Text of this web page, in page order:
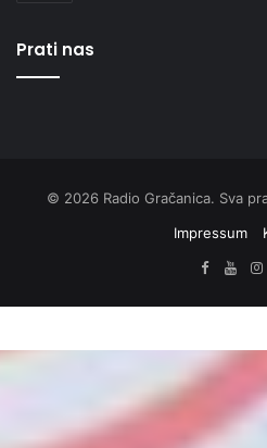
Prati nas
© 2026 Radio Gračanica. Sva
Impressum